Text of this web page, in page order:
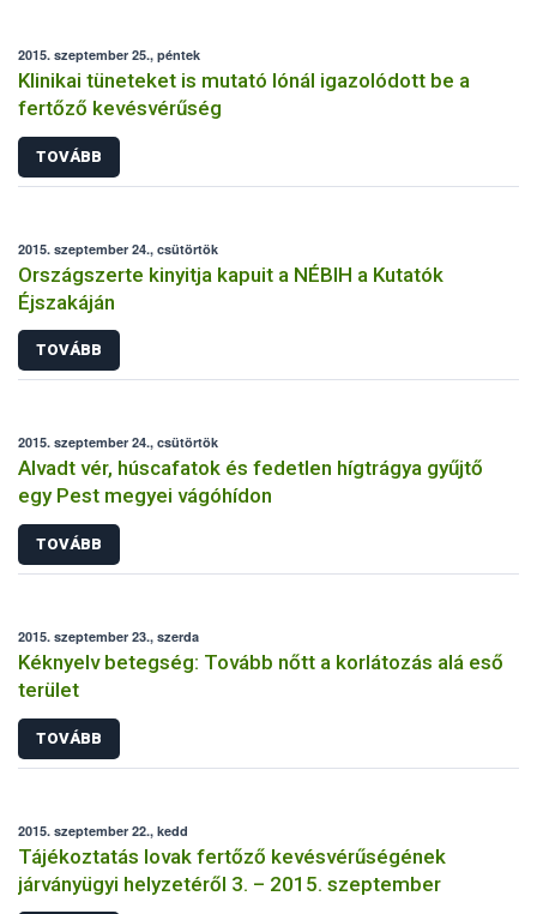
2015. szeptember 25., péntek
Klinikai tüneteket is mutató lónál igazolódott be a
fertőző kevésvérűség
TOVÁBB
2015. szeptember 24., csütörtök
Országszerte kinyitja kapuit a NÉBIH a Kutatók
Éjszakáján
TOVÁBB
2015. szeptember 24., csütörtök
Alvadt vér, húscafatok és fedetlen hígtrágya gyűjtő
egy Pest megyei vágóhídon
TOVÁBB
2015. szeptember 23., szerda
Kéknyelv betegség: Tovább nőtt a korlátozás alá eső
terület
TOVÁBB
2015. szeptember 22., kedd
Tájékoztatás lovak fertőző kevésvérűségének
járványügyi helyzetéről 3. – 2015. szeptember